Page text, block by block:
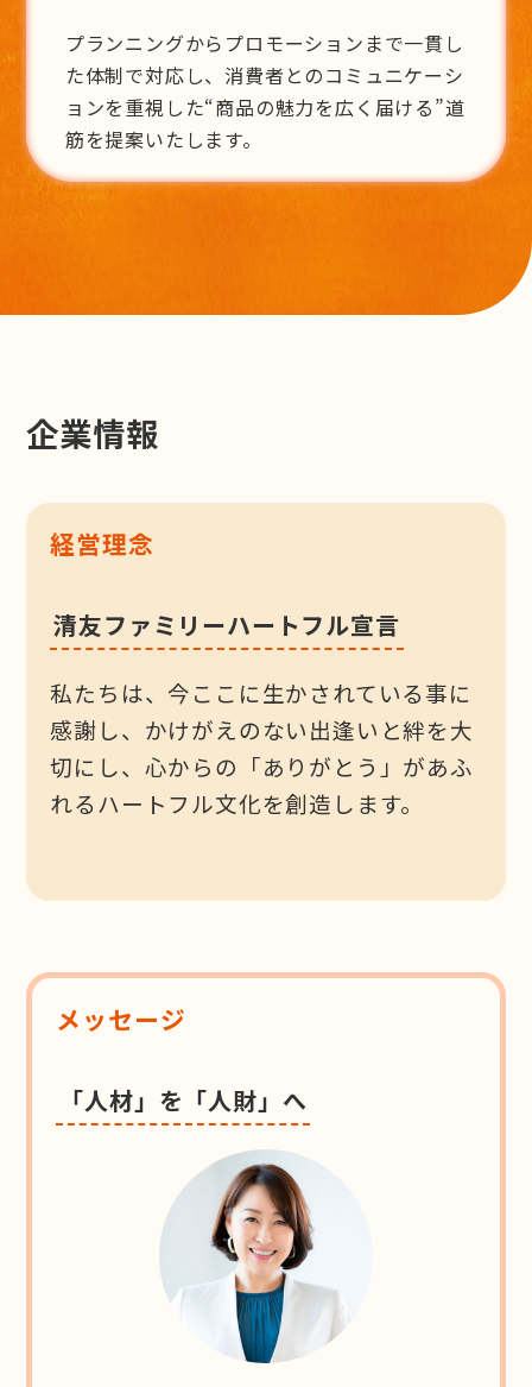
プランニングからプロモーションまで一貫し
た体制で対応し、消費者とのコミュニケーシ
ョンを重視した“商品の魅力を広く届ける”道
筋を提案いたします。
企業情報
経営理念
清友ファミリーハートフル宣言
私たちは、今ここに生かされている事に
感謝し、かけがえのない出逢いと絆を大
切にし、心からの「ありがとう」があふ
れるハートフル文化を創造します。
メッセージ
「人材」を「人財」へ